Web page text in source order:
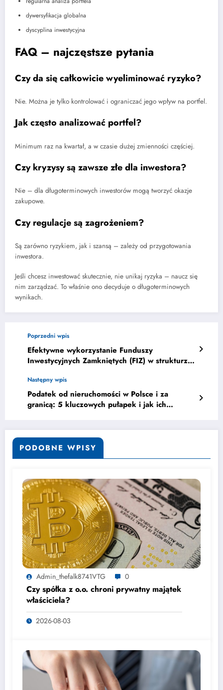
dywersyfikacja globalna
dyscyplina inwestycyjna
FAQ – najczęstsze pytania
Czy da się całkowicie wyeliminować ryzyko?
Nie. Można je tylko kontrolować i ograniczać jego wpływ na portfel.
Jak często analizować portfel?
Minimum raz na kwartał, a w czasie dużej zmienności częściej.
Czy kryzysy są zawsze złe dla inwestora?
Nie – dla długoterminowych inwestorów mogą tworzyć okazje
zakupowe.
Czy regulacje są zagrożeniem?
Są zarówno ryzykiem, jak i szansą – zależy od przygotowania
inwestora.
Jeśli chcesz inwestować skutecznie, nie unikaj ryzyka – naucz się
nim zarządzać. To właśnie ono decyduje o długoterminowych
wynikach.
Poprzedni wpis
Efektywne wykorzystanie Funduszy
Inwestycyjnych Zamkniętych (FIZ) w strukturze
Następny wpis
Podatek od nieruchomości w Polsce i za
granicą: 5 kluczowych pułapek i jak ich
PODOBNE WPISY
Admin_thefalk8741VTG 0
Czy spółka z o.o. chroni prywatny majątek
właściciela?
2026-08-03